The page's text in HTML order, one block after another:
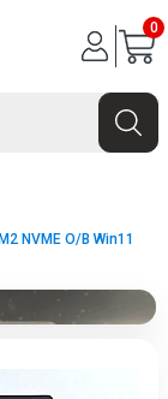
0
NVME O/B Win11